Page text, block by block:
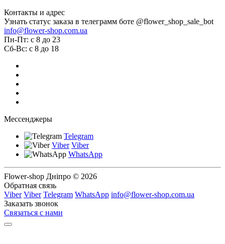
Контакты и адрес
Узнать статус заказа в телеграмм боте @flower_shop_sale_bot
info@flower-shop.com.ua
Пн-Пт: с 8 до 23
Сб-Вс: с 8 до 18
Мессенджеры
Telegram
Viber Viber
WhatsApp
Flower-shop Дніпро © 2026
Обратная связь
Viber Viber Telegram WhatsApp info@flower-shop.com.ua
Заказать звонок
Связаться с нами